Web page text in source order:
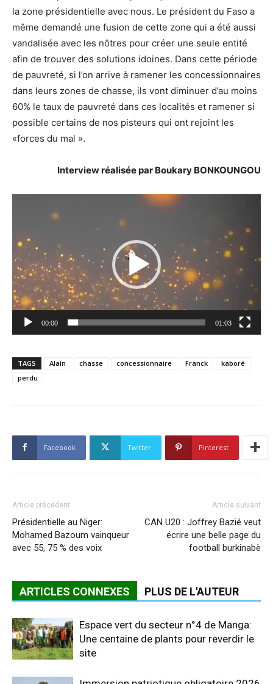
la zone présidentielle avec nous. Le président du Faso a
même demandé une fusion de cette zone qui a été aussi
vandalisée avec les nôtres pour créer une seule entité
afin de trouver des solutions idoines. Dans cette période
de pauvreté, si l’on arrive à ramener les concessionnaires
dans leurs zones de chasse, ils vont diminuer d’au moins
60% le taux de pauvreté dans ces localités et ramener si
possible certains de nos pisteurs qui ont rejoint les
«forces du mal ».
Interview réalisée par Boukary BONKOUNGOU
Lecteur
00:00 01:03
TAGS Alain chasse concessionnaire Franck
kaboré
perdu
Facebook Twitter Pinterest
Article précédent
Présidentielle au Niger:
Mohamed Bazoum vainqueur
avec 55, 75 % des voix
Article suivant
CAN U20 : Joffrey Bazié veut
écrire une belle page du
football burkinabè
ARTICLES CONNEXES PLUS DE L'AUTEUR
Espace vert du secteur n°4 de Manga:
Une centaine de plants pour reverdir le
site